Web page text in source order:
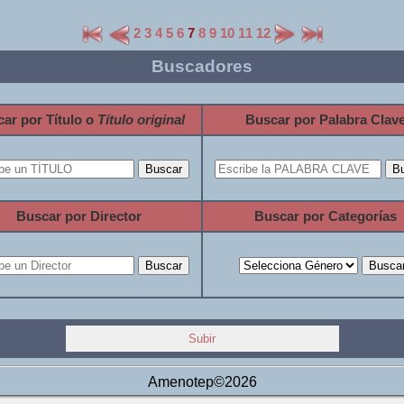
2 3 4 5 6 7 8 9 10 11 12
Buscadores
por Título o Título original Buscar por Palabra
Buscar por Director Buscar por Categorías
Subir
Amenotep©2026